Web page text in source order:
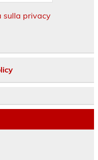
sulla privacy